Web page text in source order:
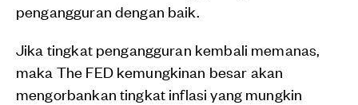
pengangguran dengan baik.
Jika tingkat pengangguran kembali memanas,
maka The FED kemungkinan besar akan
mengorbankan tingkat inflasi yang mungkin